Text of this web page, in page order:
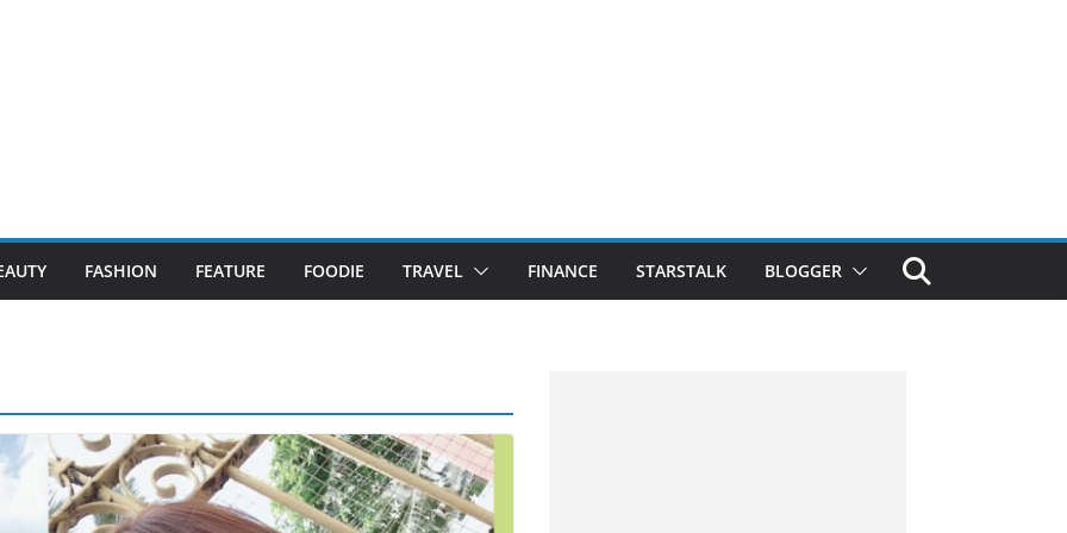
FASHION FEATURE FOODIE TRAVEL FINANCE STARSTALK BLOGGER